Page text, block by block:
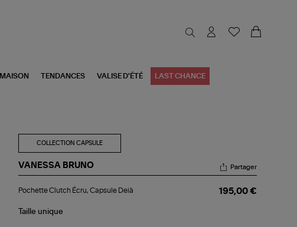
MAISON TENDANCES VALISE D'ÉTÉ LAST CHANCE
COLLECTION CAPSULE
VANESSA BRUNO
Clutch
Capsule
Partager
Pochette Clutch Écru, Capsule Deià 195,00 €
Taille unique